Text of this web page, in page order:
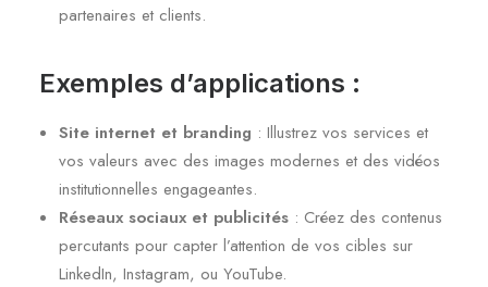
partenaires et clients.
Exemples d’applications :
Site internet et branding : Illustrez vos services et
vos valeurs avec des images modernes et des vidéos
institutionnelles engageantes.
Réseaux sociaux et publicités : Créez des contenus
percutants pour capter l’attention de vos cibles sur
LinkedIn, Instagram, ou YouTube.